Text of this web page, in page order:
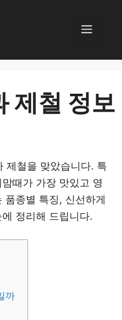
메
제철 정보
제철을 맞았습니다. 특
때가 가장 맛있고 영
품종별 특징, 신선하게
정리해 드립니다.
까